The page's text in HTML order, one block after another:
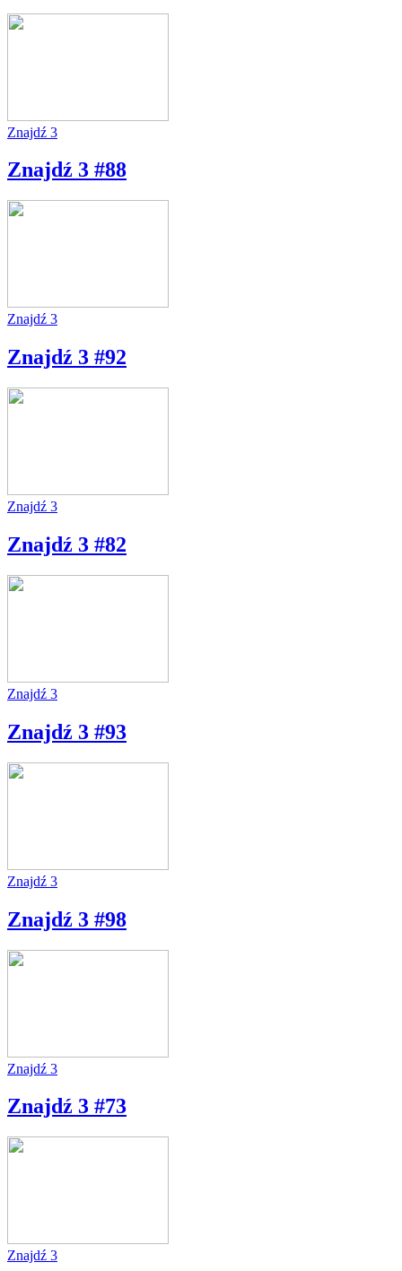
Znajdź 3
Znajdź 3 #88
Znajdź 3
Znajdź 3 #92
Znajdź 3
Znajdź 3 #82
Znajdź 3
Znajdź 3 #93
Znajdź 3
Znajdź 3 #98
Znajdź 3
Znajdź 3 #73
Znajdź 3